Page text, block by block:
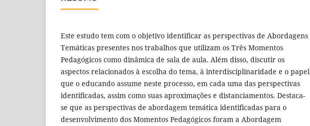
Este estudo tem com o objetivo identificar as perspectivas de Abordagens
Temáticas presentes nos trabalhos que utilizam os Três Momentos
Pedagógicos como dinâmica de sala de aula. Além disso, discutir os
aspectos relacionados à escolha do tema, à interdisciplinaridade e o papel
que o educando assume neste processo, em cada uma das perspectivas
identificadas, assim como suas aproximações e distanciamentos. Destaca-
se que as perspectivas de abordagem temática identificadas para o
desenvolvimento dos Momentos Pedagógicos foram a Abordagem